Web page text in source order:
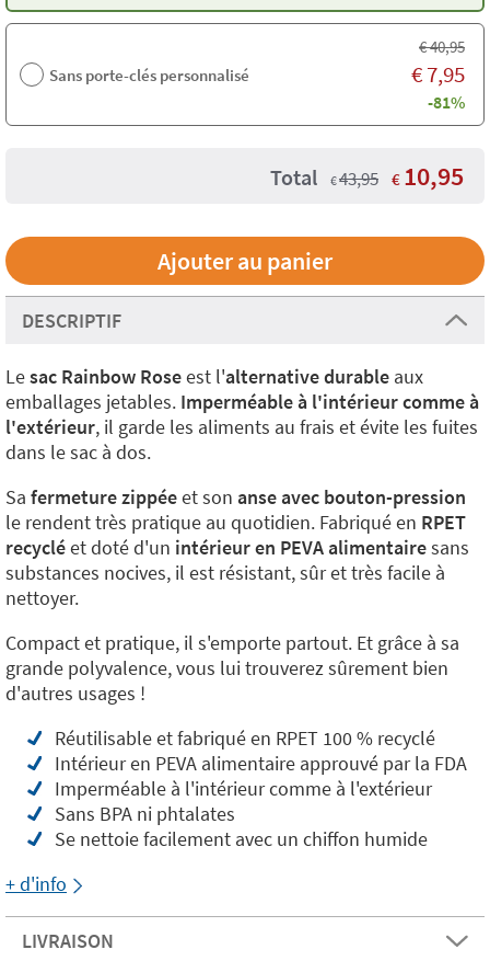
Sans porte-clés personnalisé
€40,95
€7,95
-81%
Total €43,95 € 10,95
DESCRIPTIF
Lesac Rainbow Roseest l'alternative durable aux
emballages jetables. Imperméable à l'intérieur comme à
l'extérieur, il garde les aliments au frais et évite les fuites
dans le sac à dos.
Sa fermeture zippéeet son anse avec bouton-pression
le rendent très pratique au quotidien. Fabriqué en RPET
recycléet doté d'un intérieur en PEVA alimentairesans
substances nocives, il est résistant, sûr et très facile à
nettoyer.
Compact et pratique, il s'emporte partout. Et grâce à sa
grande polyvalence, vous lui trouverez sûrement bien
d'autres usages !
Réutilisable et fabriqué en RPET 100 % recyclé
Intérieur en PEVA alimentaire approuvé par la FDA
Imperméable à l'intérieur comme à l'extérieur
Sans BPA ni phtalates
Se nettoie facilement avec un chiffon humide
+ d'info
LIVRAISON